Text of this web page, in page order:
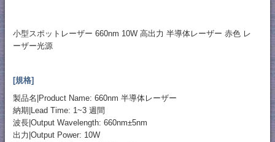
小型スポットレーザー 660nm 10W 高出力 半導体レーザー 赤色 レ
ーザー光源
[規格]
製品名|Product Name: 660nm 半導体レーザー
納期|Lead Time: 1~3 週間
波長|Output Wavelength: 660nm±5nm
出力|Output Power: 10W